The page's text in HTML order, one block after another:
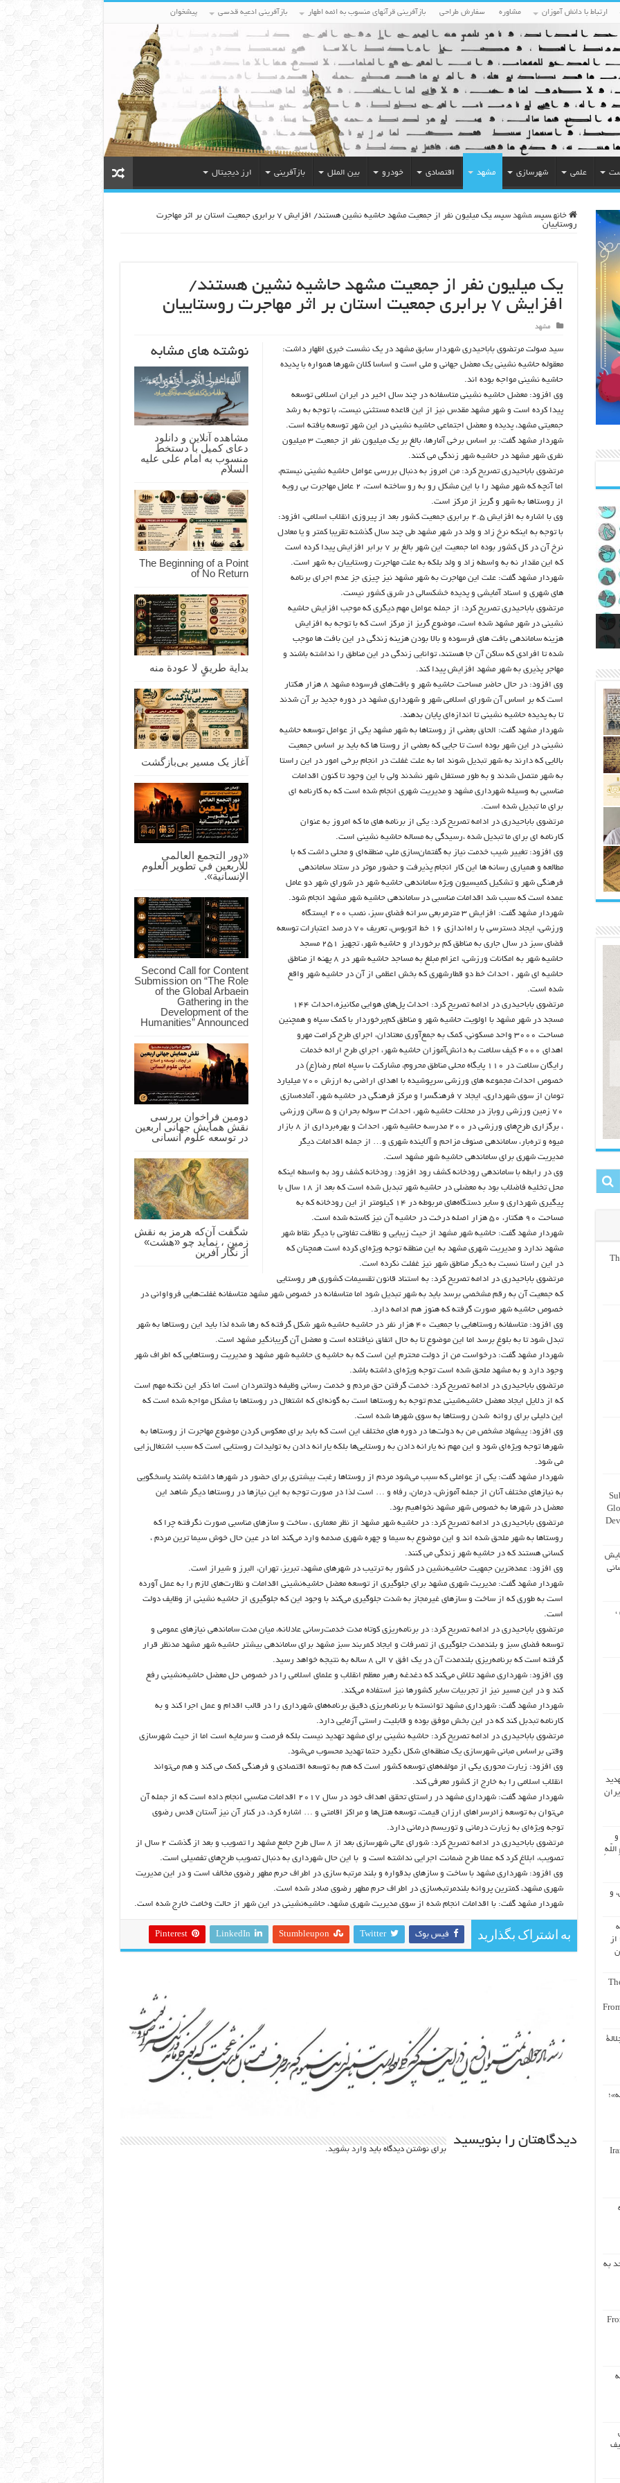
ارتباط با دانش آموزان مشاوره سفارش طراحی بازآفرینی قرآنهای منسوب به ائمه اطهار بازآفرینی ادعیه قدسی پیشخوان
علمی شهرسازی مشهد اقتصادی خودرو بین الملل بازآفرینی ارز دیجیتال
خانه سپس مشهد سپس
یک میلیون نفر از جمعیت مشهد حاشیه نشین هستند/ افزایش 7 برابری جمعیت استان بر اثر مهاجرت
روستاییان
یک میلیون نفر از جمعیت مشهد حاشیه نشین هستند/
افزایش 7 برابری جمعیت استان بر اثر مهاجرت روستاییان
مشهد
نوشته های مشابه
مشاهده آنلاین و دانلود
دعای کمیل با دستخط
منسوب به امام علی علیه
السلام
The Beginning of a Point
of No Return
بداية طريقٍ لا عودة منه
آغاز یک مسیر بی‌بازگشت
«دور التجمع العالمي
للأربعين في تطوير العلوم
الإنسانية».
Second Call for Content
Submission on “The Role
of the Global Arbaein
Gathering in the
Development of the
Humanities” Announced
دومین فراخوان بررسی
نقش همایش جهانی اربعین
در توسعه علوم انسانی
شگفت آن‌که هرمز به نقش
زمین ، نماید چو «هشت»
از نگار آفرین
سید صولت مرتضوی باباحیدری شهردار سابق مشهد در یک نشست خبری اظهار داشت:
معقوله حاشیه نشینی یک معضل جهانی و ملی است و اساسا کلان شهرها همواره با پدیده
حاشیه نشینی مواجه بوده اند.
وی افزود: معضل حاشیه نشینی متاسفانه در چند سال اخیر در ایران اسلامی توسعه
پیدا کرده است و شهر مشهد مقدس نیز از این قاعده مستثنی نیست، با توجه به رشد
جمعیتی مشهد، پدیده و معضل اجتماعی حاشیه نشینی در این شهر توسعه یافته است.
شهردار مشهد گفت: بر اساس برخی آمارها، بالغ بر یک میلیون نفر از جمعیت 3 میلیون
نفری شهر مشهد در حاشیه شهر زندگی می کنند.
مرتضوی باباحیدری تصریح کرد: من امروز به دنبال بررسی عوامل حاشیه نشینی نیستم،
اما آنچه که شهر مشهد را با این مشکل رو به رو ساخته است، 2 عامل مهاجرت بی رویه
از روستاها به شهر و گریز از مرکز است.
وی با اشاره به افزایش 2.5 برابری جمعیت کشور بعد از پیروزی انقلاب اسلامی، افزود:
با توجه به اینکه نرخ زاد و ولد در شهر مشهد طی چند سال گذشته تقریبا کمتر و یا معادل
نرخ آن در کل کشور بوده اما جمعیت این شهر بالغ بر 7 برابر افزایش پیدا کرده است
که این مقدار نه به واسطه زاد و ولد بلکه به علت مهاجرت روستاییان به شهر است.
شهردار مشهد گفت: علت این مهاجرت به شهر مشهد نیز چیزی جز عدم اجرای برنامه
های شهری و اسناد آمایشی و پدیده خشکسالی در شرق کشور نیست.
مرتضوی باباحیدری تصریح کرد: از جمله عوامل مهم دیگری که موجب افزایش حاشیه
نشینی در شهر مشهد شده است، موضوع گریز از مرکز است که با توجه به افزایش
هزینه ساماندهی بافت های فرسوده و بالا بودن هزینه زندگی در این بافت ها موجب
شده تا افرادی که ساکن آن جا هستند، توانایی زندگی در این مناطق را نداشته باشند و
مهاجر پذیری به شهر مشهد افزایش پیدا کند.
وی افزود: در حال حاضر مساحت حاشیه شهر و بافت‌های فرسوده مشهد 8 هزار هکتار
است که بر اساس آن شورای اسلامی شهر و شهرداری مشهد در دوره جدید بر آن شدند
تا به پدیده حاشیه نشینی تا اندازه‌ای پایان بدهند.
شهردار مشهد گفت: الحاق بعضی از روستاها به شهر مشهد یکی از عوامل توسعه حاشیه
نشینی در این شهر بوده است تا جایی که بعضی از روستا ها که باید بر اساس جمعیت
بالایی که دارند به شهر تبدیل شوند اما به علت غفلت در انجام برخی امور در این راستا
به شهر متصل شدند و به طور مستفل شهر نشدند ولی با این وجود تا کنون اقدامات
مناسبی به وسیله شهرداری مشهد و مدیریت شهری انجام شده است که به کارنامه ای
برای ما تبدیل شده است.
مرتضوی باباحیدری در ادامه تصریح کرد: یکی از برنامه های ما که امروز به عنوان
کارنامه ای برای ما تبدیل شده ،رسیدگی به مساله حاشیه نشینی است.
وی افزود: تغییر شیب خدمت نیاز به گفتمان‌سازی ملی، منطقه‌ای و محلی داشت که با
مطالعه و همیاری رسانه ها این کار انجام پذیرفت و حضور موثر در ستاد ساماندهی
فرهنگی شهر و تشکیل کمیسیون ویژه ساماندهی حاشیه شهر در شورای شهر دو عامل
عمده است که سبب شد اقدامات مناسبی در ساماندهی حاشیه شهر مشهد انجام شود.
شهردار مشهد گفت: افزایش 3 مترمربعی سرانه فضای سبز، نصب 200 ایستگاه
ورزشی، ایجاد دسترسی با راه‌اندازی 16 خط اتوبوس، تعریف 70 درصد اعتبارات توسعه
فضای سبز در سال جاری به مناطق کم برخوردار و حاشیه شهر، تجهیز 251 مسجد
حاشیه شهر به امکانات ورزشی، اعزام مبلغ به مساجد حاشیه شهر در 8 پهنه از مناطق
حاشیه ای شهر ، احداث خط دو قطارشهری که بخش اعظمی از آن در حاشیه شهر واقع
شده است.
مرتضوی باباحیدری در ادامه تصریح کرد: احداث پل‌های هوایی مکانیزه،احداث 144
مسجد در شهر مشهد با اولویت حاشیه شهر و مناطق کم‌برخوردار با کمک سپاه و همچنین
مساحت 3000 واحد مسکونی، کمک به جمع‌آوری معتادان، اجرای طرح کرامت مهرو
اهدای 4000 کیف سلامت به دانش‌آموزان حاشیه شهر، اجرای طرح ارائه خدمات
رایگان سلامت در 110 پایگاه محلی مناطق محروم، مشارکت با سپاه امام رضا(ع) در
خصوص احداث مجموعه های ورزشی سرپوشیده با اهدای اراضی به ارزش 700 میلیارد
تومان از سوی شهرداری، ایجاد 7 فرهنگسرا و مرکز فرهنگی در حاشیه شهر، آماده‌سازی
70 زمین ورزشی روباز در محلات حاشیه شهر، احداث 3 سوله بحران و 5 سالن ورزشی
، برگزاری طرح‌های ورزشی در 200 مدرسه حاشیه شهر، احداث و بهره‌برداری از 8 بازار
میوه و تره‌بار، ساماندهی صنوف مزاحم و آلاینده شهری و… از جمله اقدامات دیگر
مدیریت شهری برای ساماندهی حاشیه شهر مشهد است.
وی در رابطه با ساماندهی رودخانه کشف رود افزود: رودخانه کشف رود به واسطه اینکه
محل تخلیه فاضلاب‌ بود به معضلی در حاشیه شهر تبدبل شده است که بعد از 18 سال با
پیگیری شهرداری و سایر دستگاه‌های مربوطه در 14 کیلومتر از این رودخانه که به
مساحت 90 هکتار، 50 هزار اصله درخت در حاشیه آن نیز کاسته شده است.
شهردار مشهد گفت: حاشیه شهر مشهد از حیث زیبایی و نظافت تفاوتی با دیگر نقاط شهر
مشهد ندارد و مدیریت شهری مشهد به این منطقه توجه ویژه‌ای کرده است همچنان که
در این راستا نسبت به دیگر مناطق شهر نیز غفلت نکرده است.
مرتضوی باباحیدری در ادامه تصریح کرد: به استناد قانون تقسیمات کشوری هر روستایی
که جمعیت آن به رقم مشخصی برسد باید به شهر تبدیل شود اما متاسفانه در خصوص شهر مشهد متاسفانه غفلت‌هایی فرواوانی در
خصوص حاشیه شهر صورت گرفته که هنوز هم ادامه دارد.
وی افزود: متاسفانه روستاهایی با جمعیت 40 هزار نفر در حاشیه حاشیه شهر شکل گرفته که رها شده لذا باید این روستاها به شهر
تبدل شود تا به بلوغ برسد اما این موضوع تا به حال اتفاق نیافتاده است و معضل آن گریبانگیر مشهد است.
شهردار مشهد گفت: درخواست من از دولت محترم این است که به حاشیه ی حاشیه شهر مشهد و مدیریت روستاهایی که اطراف شهر
وجود دارد و به مشهد ملحق شده است توجه ویژه‌ای داشته باشد.
مرتضوی باباحیدری در ادامه تصریح کرد: خدمت گرفتن حق مردم و خدمت رسانی وظیفه دولتمردان است اما ذکر این نکته مهم است
که از دلایل ایجاد معضل حاشیه‌شینی عدم توجه به روستاها است به گونه‌ای که اشتغال در روستاها با مشکل مواجه شده است که
این دلیلی برای روانه شدن روستاها به سوی شهرها شده است.
وی افزود: پیشهاد مشخص من به دولت‌ها در دوره های مختلف این است که بابد برای معکوس کردن موضوع مهاجرت از روستاها به
شهرها توجه ویژه‌ای شود و این مهم نه یارانه دادن به روستایی‌ها بلکه یارانه دادن به تولیدات روستایی است که سبب اشتغال‌زایی
می شود.
شهردار مشهد گفت: یکی از عواملی که سبب می‌شود مردم از روستاها رغبت بیشتری برای حضور در شهرها داشته باشند پاسخگویی
به نیازهای مختلف آنان از جمله آموزش، درمان، رفاه و … است لذا در صورت توجه به این نیازها در روستاها دیگر شاهد این
معضل در شهرها به خصوص شهر مشهد نخواهیم بود.
مرتضوی باباحیدری در ادامه تصریح کرد: در حاشیه شهر مشهد از نظر معماری ، ساخت و سازهای مناسبی صورت نگرفته چرا که
روستاها به شهر ملحق شده اند و این موضوع به سیما و چهره شهری صدمه وارد می‌کند اما در عین حال خوش سیما ترین مردم ،
کسانی هستند که در حاشیه شهر زندگی می کنند.
وی افزود: عمده‌ترین جمهیت حاشیه‌نشین در کشور به ترتیب در شهرهای مشهد، تبریز، تهران، البرز و شیراز است.
شهردار مشهد گفت: مدیریت شهری مشهد برای جلوگیری از توسعه معضل حاشیه‌نشینی اقدامات و نظارت‌های لازم را به عمل آورده
است به طوری که از ساخت و سازهای غیرمجاز به شدت جلوگیری می‌کند با وجود این که جلوگیری از حاشیه نشینی از وظایف دولت
است.
مرتضوی باباحیدری در ادامه تصریح کرد: در برنامه‌ریزی کوتاه مدت خدمت‌رسانی عادلانه، میان مدت ساماندهی نیازهای عمومی و
توسعه فضای سبز و بلندمدت جلوگیری از تصرفات و ایجاد کمربند سبز مشهد برای ساماندهی بیشتر حاشیه شهر مشهد مدنظر قرار
گرفته است که برنامه‌ریزی بلندمدت آن در یک افق 7 الی 8 ساله به نتیجه خواهد رسید.
وی افزود: شهرداری مشهد تلاش می‌کند که دغدغه رهبر معظم انقلاب و علمای اسلامی را در خصوص حل معضل حاشیه‌نشینی رفع
کند و در این مسیر نیز از تجربیات سایر کشورها نیز استفاده می‌کند.
شهردار مشهد گفت: شهرداری مشهد توانسته با برنامه‌ریزی دقیق برنامه‌های شهرداری را در قالب اقدام و عمل اجرا کند و به
کارنامه تبدبل کند که در این بخش موفق بوده و قابلیت راستی آزمایی دارد.
مرتضوی باباحیدری در ادامه تصریح کرد: حاشیه نشینی برای مشهد تهدید نیست بلکه فرصت و سرمایه است اما از حیث شهرسازی
وقتی براساس مبانی شهرسازی یک منطقه‌ای شکل نگیرد حتما تهدید محسوب می‌شود.
وی افزود: زیارت محوری یکی از مولفه‌های توسعه کشور است که هم به توسعه اقتصادی و فرهنگی کمک می کند و هم می‌تواند
انقلاب اسلامی را به خارج از کشور معرفی کند.
شهردار مشهد گفت: شهرداری مشهد در راستای تحقق اهداف خود در سال 2017 اقدامات مناسبی انجام داده است که از جمله آن
می‌توان به توسعه زائرسراهای ارزان قیمت، توسعه هتل‌ها و مراکز اقامتی و … اشاره کرد، در کنار آن نیز آستان قدس رضوی
توجه ویژه‌ای به زیارت درمانی و توریسم درمانی دارد.
مرتضوی باباحیدری در ادامه تصریح کرد: شورای عالی شهرسازی بعد از 8 سال طرح جامع مشهد را تصویب و بعد از گذشت 2 سال از
تصویب، ابلاغ کرد که عملا طرح ضمانت اجرایی نداشته است و با این حال شهرداری به دنبال تصویب طرح‌های تفصیلی است.
وی افزود: شهرداری مشهد با ساخت و سازهای بدقواره و بلند مرتبه سازی در اطراف حرم مطهر رضوی مخالف است و در این مدیریت
شهری مشهد، کمترین پروانه بلندمرتبه‌سازی در اطراف حرم مطهر رضوی صادر شده است.
شهردار مشهد گفت: با اقدامات انجام شده از سوی مدیریت شهری مشهد، حاشیه‌نشینی در این شهر از حالت وخامت خارج شده است.
به اشتراک بگذارید فیس بوک Twitter
Stumbleupon
LinkedIn
Pinterest
دیدگاهتان را بنویسید
برای نوشتن دیدگاه باید وارد بشوید.
مالکان اراضی شاهنامه ۳۵
و
به